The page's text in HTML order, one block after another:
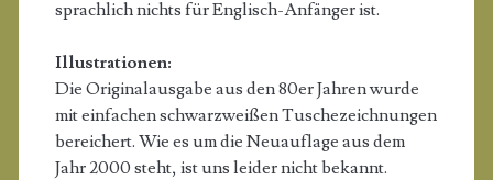
sprachlich nichts für Englisch-Anfänger ist.
Illustrationen:
Die Originalausgabe aus den 80er Jahren wurde
mit einfachen schwarzweißen Tuschezeichnungen
bereichert. Wie es um die Neuauflage aus dem
Jahr 2000 steht, ist uns leider nicht bekannt.